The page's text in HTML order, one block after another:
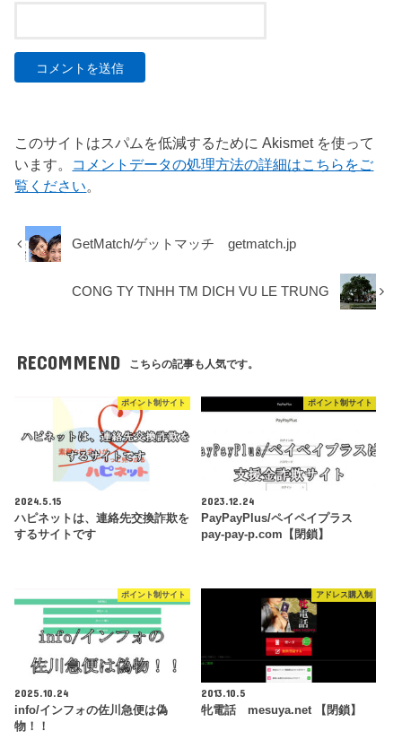
このサイトはスパムを低減するために Akismet を使って
います。 コメントデータの処理方法の詳細はこちらをご
覧ください。
GetMatch/ゲットマッチ getmatch.jp
CONG TY TNHH TM DICH VU LE TRUNG
RECOMMEND こちらの記事も人気です。
ポイント制サイト
2024.5.15
ハピネットは、連絡先交換詐欺を
するサイトです
ポイント制サイト
2023.12.24
PayPayPlus/ペイペイプラス
pay-pay-p.com【閉鎖】
ポイント制サイト
2025.10.24
info/インフォの佐川急便は偽
物！！
アドレス購入制
2013.10.5
牝電話 mesuya.net 【閉鎖】